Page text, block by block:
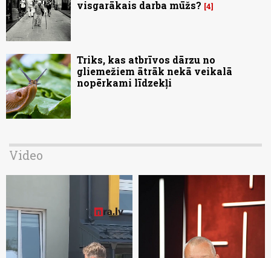
visgarākais darba mūžs? 4
Triks, kas atbrīvos dārzu no
gliemežiem ātrāk nekā veikalā
nopērkami līdzekļi
Video